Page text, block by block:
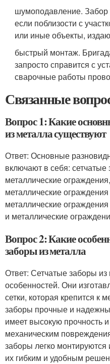
шумоподавление.
если поблизости с
или иные объекты,
быстрый монтаж.
запросто справится с
сварочные работы
Связанные
Вопрос 1: Какие
из металла существуют
Ответ: Основные
включают в себя:
металлические
металлические
металлические
и металлические
Вопрос 2: Какие
заборы из металла
Ответ: Сетчатые заборы
особенностей. Они
сетки, которая крепится к
заборы прочные и
имеет высокую прочность и
механическим
заборы легко монтируются
их гибким и удобным